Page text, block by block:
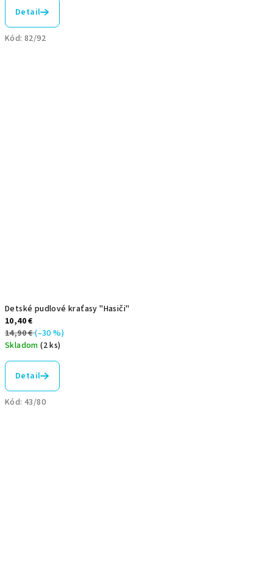
Detail
Kód: 82/92
Detské pudlové kraťasy "Hasiči"
10,40 €
14,90 €(–30 %)
Skladom(2 ks)
Detail
Kód: 43/80